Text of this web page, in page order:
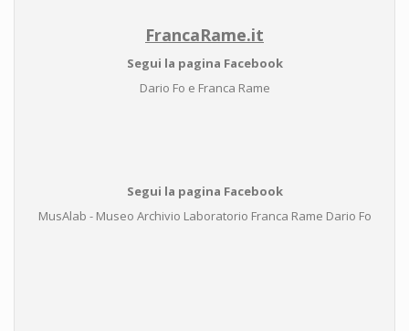
FrancaRame.it
Segui la pagina Facebook
Dario Fo e Franca Rame
Segui la pagina Facebook
MusAlab - Museo Archivio Laboratorio Franca Rame Dario Fo